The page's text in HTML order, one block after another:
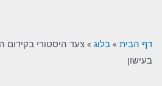
דף הבית» בלוג» צעד היסטורי בקידום
בעישון